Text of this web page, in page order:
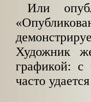
Или
Художник
графикой: с
часто